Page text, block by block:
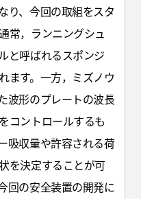
り、今回の取組をスタ
常，ランニングシュ
と呼ばれるスポンジ
ます。一方，ミズノウ
波形のプレートの波長
コントロールするも
吸収量や許容される荷
を決定することが可
回の安全装置の開発に